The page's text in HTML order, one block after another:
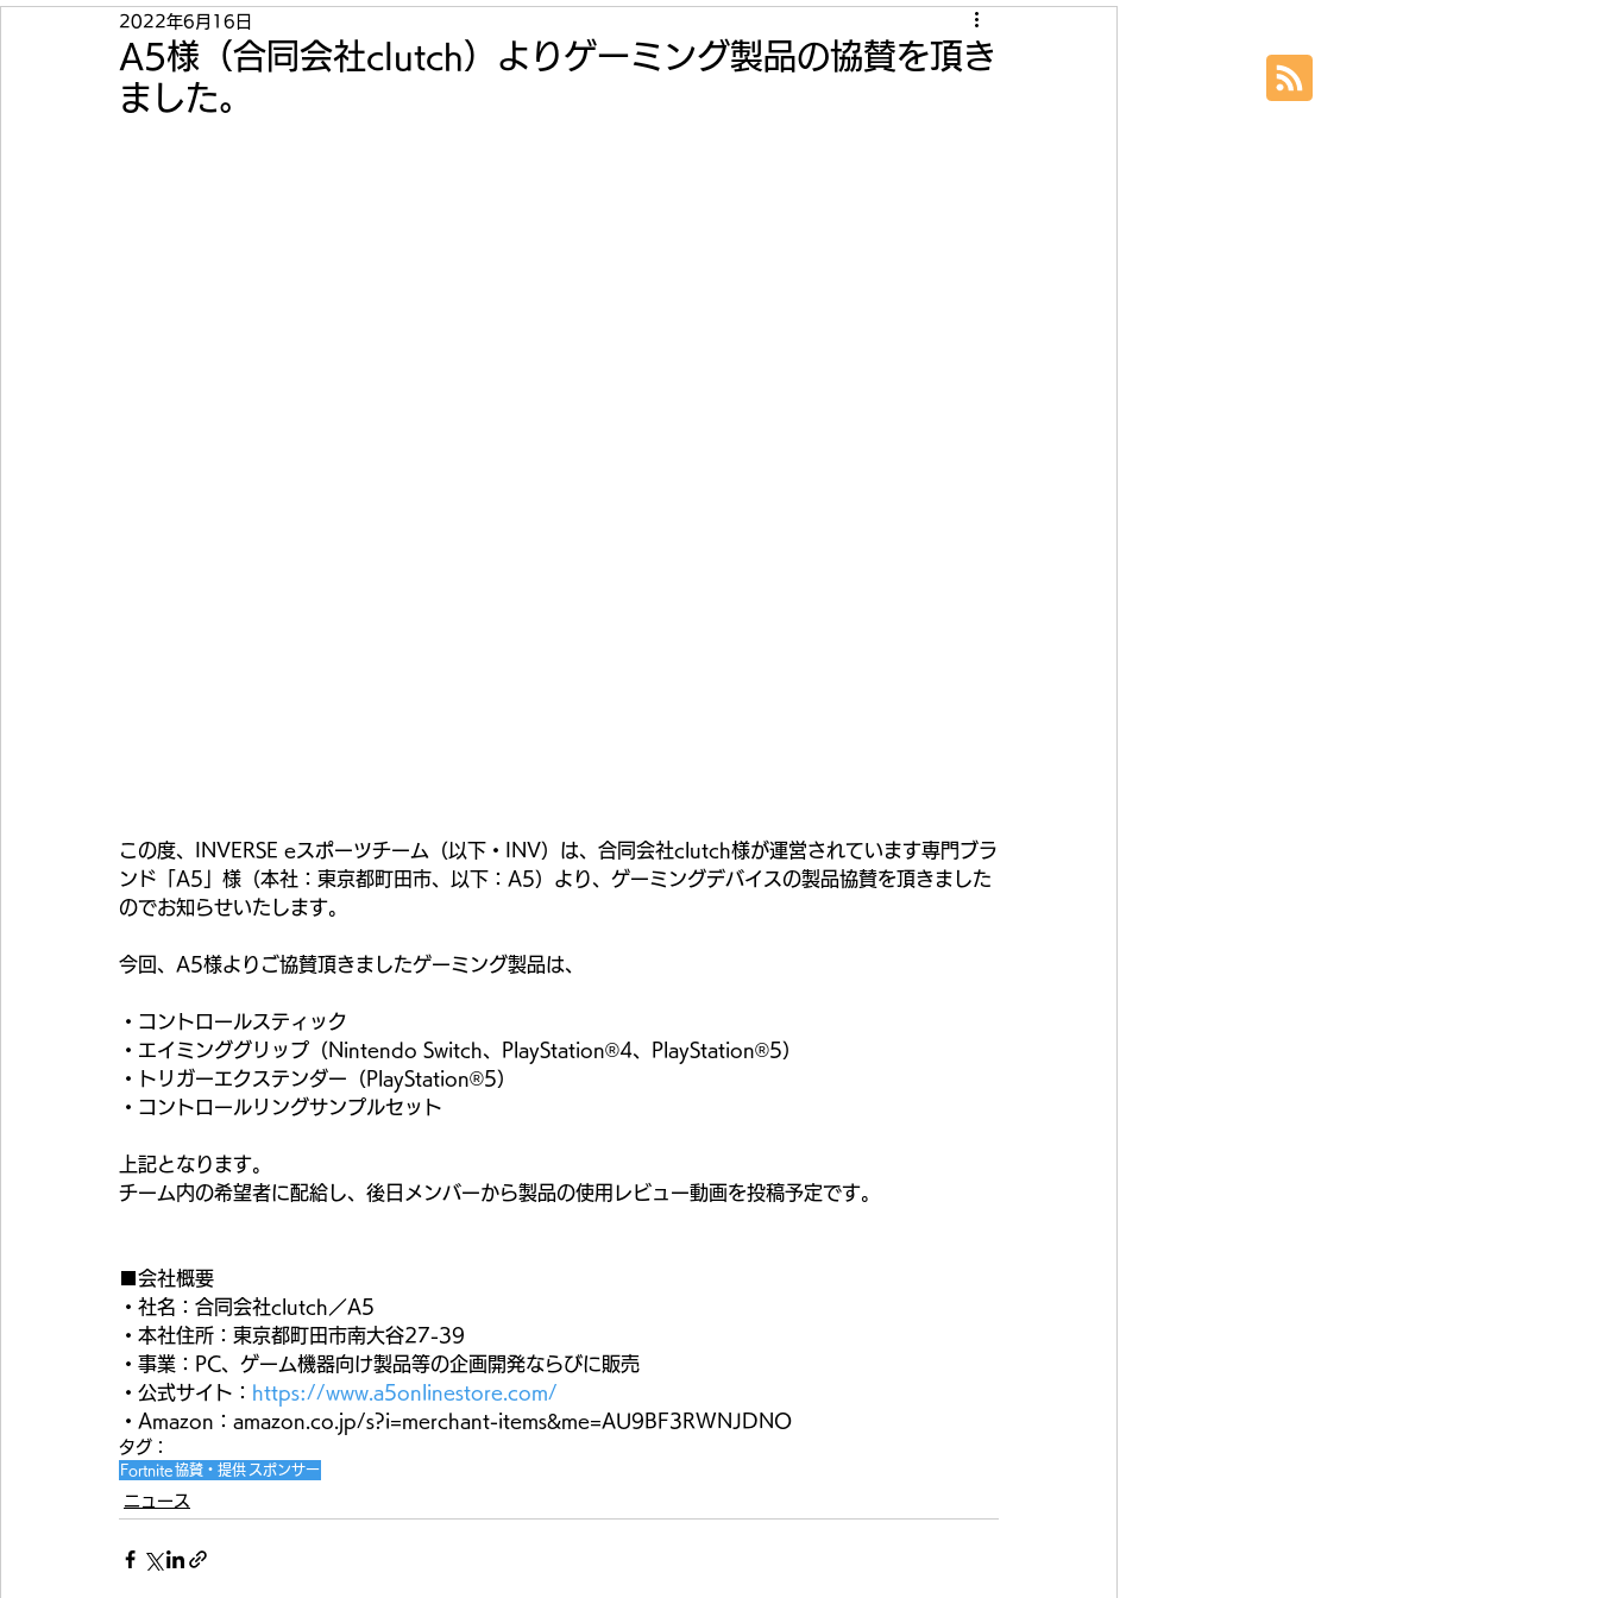
A5様（合同会社clutch）よりゲーミング製品の協賛を頂き
ました。
2022年6月16日
この度、INVERSE eスポーツチーム（以下・INV）は、合同会社clutch様が運営されています専門ブラ
ンド「A5」様（本社：東京都町田市、以下：A5）より、ゲーミングデバイスの製品協賛を頂きました
のでお知らせいたします。
今回、A5様よりご協賛頂きましたゲーミング製品は、
・コントロールスティック
・エイミンググリップ（Nintendo Switch、PlayStation®4、PlayStation®5）
・トリガーエクステンダー（PlayStation®5）
・コントロールリングサンプルセット
上記となります。
チーム内の希望者に配給し、後日メンバーから製品の使用レビュー動画を投稿予定です。
■会社概要
・社名：合同会社clutch／A5
・本社住所：東京都町田市南大谷27-39
・事業：PC、ゲーム機器向け製品等の企画開発ならびに販売
・公式サイト： https://www.a5onlinestore.com/
・Amazon：amazon.co.jp/s?i=merchant-items&me=AU9BF3RWNJDNO
タグ：
Fortnite協賛・提供 スポンサー
ニュース